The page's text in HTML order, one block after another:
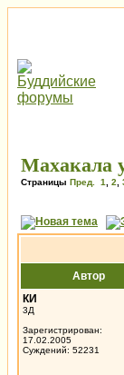
Махакала
Страницы Пред. 1 2
Автор
КИ
3Д
Зарегистрирован:
17.02.2005
Суждений: 52231